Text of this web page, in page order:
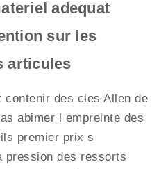
adequat
sur les
articules
des cles Allen de
abimer l empreinte des
premier prix s
pression des ressorts